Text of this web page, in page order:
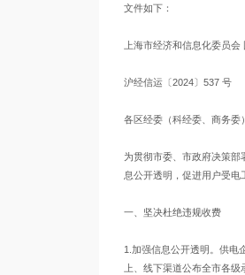
文件如下：
上海市经济和信息化委员
沪经信运〔2024〕537 号
各区经委（科经委、商务委
为贯彻市委、市政府决策
息公开透明，促进用户受电
一、坚决杜绝违规收费
1.加强信息公开透明。供电
上、线下渠道公布全市各